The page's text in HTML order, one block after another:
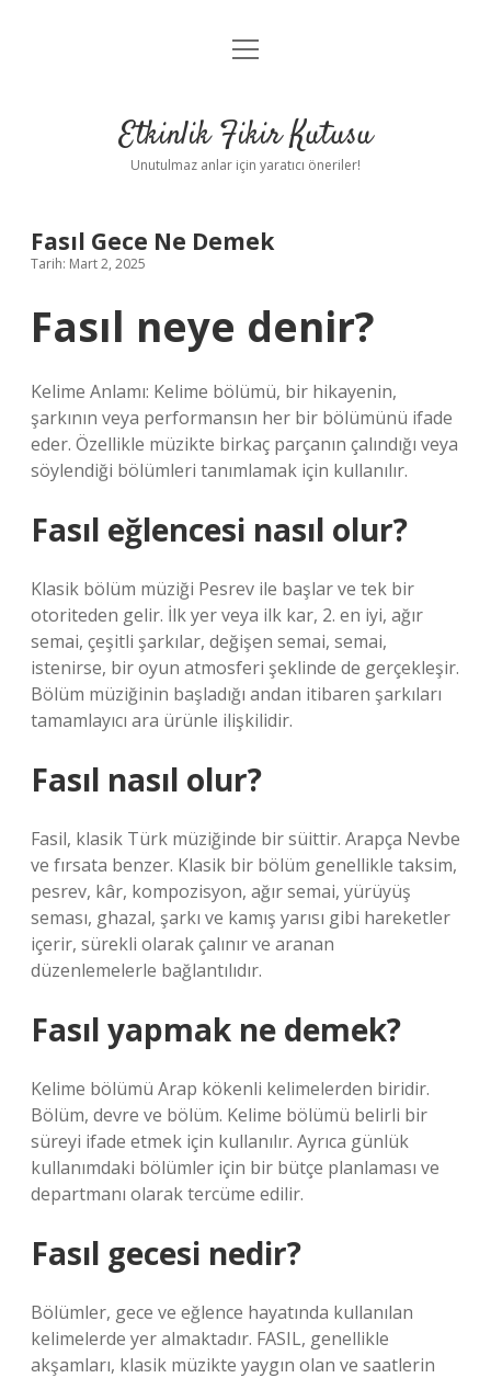
Anasayfa
Yasal Uyarı
menüyü
Etkinlik Fikir Kutusu
Unutulmaz anlar için yaratıcı öneriler!
Fasıl Gece Ne Demek
Tarih: Mart 2, 2025
Fasıl neye denir?
Kelime Anlamı: Kelime bölümü, bir hikayenin,
şarkının veya performansın her bir bölümünü ifade
eder. Özellikle müzikte birkaç parçanın çalındığı veya
söylendiği bölümleri tanımlamak için kullanılır.
Fasıl eğlencesi nasıl olur?
Klasik bölüm müziği Pesrev ile başlar ve tek bir
otoriteden gelir. İlk yer veya ilk kar, 2. en iyi, ağır
semai, çeşitli şarkılar, değişen semai, semai,
istenirse, bir oyun atmosferi şeklinde de gerçekleşir.
Bölüm müziğinin başladığı andan itibaren şarkıları
tamamlayıcı ara ürünle ilişkilidir.
Fasıl nasıl olur?
Fasil, klasik Türk müziğinde bir süittir. Arapça Nevbe
ve fırsata benzer. Klasik bir bölüm genellikle taksim,
pesrev, kâr, kompozisyon, ağır semai, yürüyüş
seması, ghazal, şarkı ve kamış yarısı gibi hareketler
içerir, sürekli olarak çalınır ve aranan
düzenlemelerle bağlantılıdır.
Fasıl yapmak ne demek?
Kelime bölümü Arap kökenli kelimelerden biridir.
Bölüm, devre ve bölüm. Kelime bölümü belirli bir
süreyi ifade etmek için kullanılır. Ayrıca günlük
kullanımdaki bölümler için bir bütçe planlaması ve
departmanı olarak tercüme edilir.
Fasıl gecesi nedir?
Bölümler, gece ve eğlence hayatında kullanılan
kelimelerde yer almaktadır. FASIL, genellikle
akşamları, klasik müzikte yaygın olan ve saatlerin